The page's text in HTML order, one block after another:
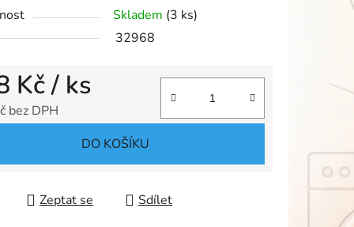
Skladem (3 ks)
32968
Kč/ ks
bez DPH
DO KOŠÍKU
Zeptat se Sdílet